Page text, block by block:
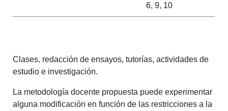
6, 9, 10
Clases, redacción de ensayos, tutorías, actividades de
estudio e investigación.
La metodología docente propuesta puede experimentar
alguna modificación en función de las restricciones a la